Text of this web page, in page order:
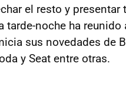
el resto y presentar
tarde-noche ha
sus novedades de
y Seat entre otras.